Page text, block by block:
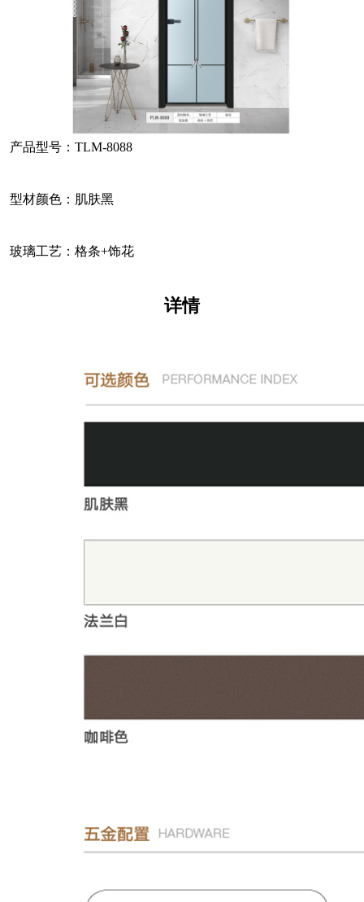
产品型号：TLM-8088
型材颜色：肌肤黑
玻璃工艺：格条+饰花
详情